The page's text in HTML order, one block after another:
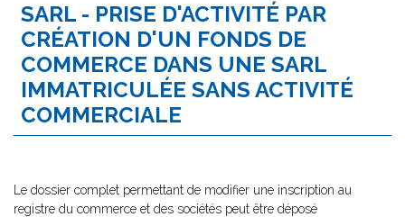
SARL - PRISE D'ACTIVITÉ PAR
CRÉATION D'UN FONDS DE
COMMERCE DANS UNE SARL
IMMATRICULÉE SANS ACTIVITÉ
COMMERCIALE
Le dossier complet permettant de modifier une inscription au
registre du commerce et des sociétés peut être déposé